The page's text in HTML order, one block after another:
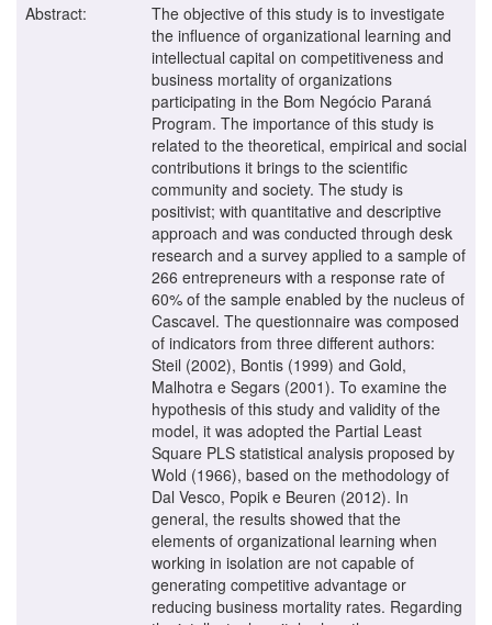
Abstract:
The objective of this study is to investigate
the influence of organizational learning and
intellectual capital on competitiveness and
business mortality of organizations
participating in the Bom Negócio Paraná
Program. The importance of this study is
related to the theoretical, empirical and social
contributions it brings to the scientific
community and society. The study is
positivist; with quantitative and descriptive
approach and was conducted through desk
research and a survey applied to a sample of
266 entrepreneurs with a response rate of
60% of the sample enabled by the nucleus of
Cascavel. The questionnaire was composed
of indicators from three different authors:
Steil (2002), Bontis (1999) and Gold,
Malhotra e Segars (2001). To examine the
hypothesis of this study and validity of the
model, it was adopted the Partial Least
Square PLS statistical analysis proposed by
Wold (1966), based on the methodology of
Dal Vesco, Popik e Beuren (2012). In
general, the results showed that the
elements of organizational learning when
working in isolation are not capable of
generating competitive advantage or
reducing business mortality rates. Regarding